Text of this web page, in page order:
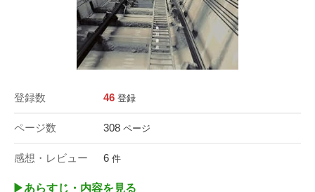
登録数 46 登録
ページ数 308 ページ
感想・レビュー 6 件
▶︎あらすじ・内容を見る